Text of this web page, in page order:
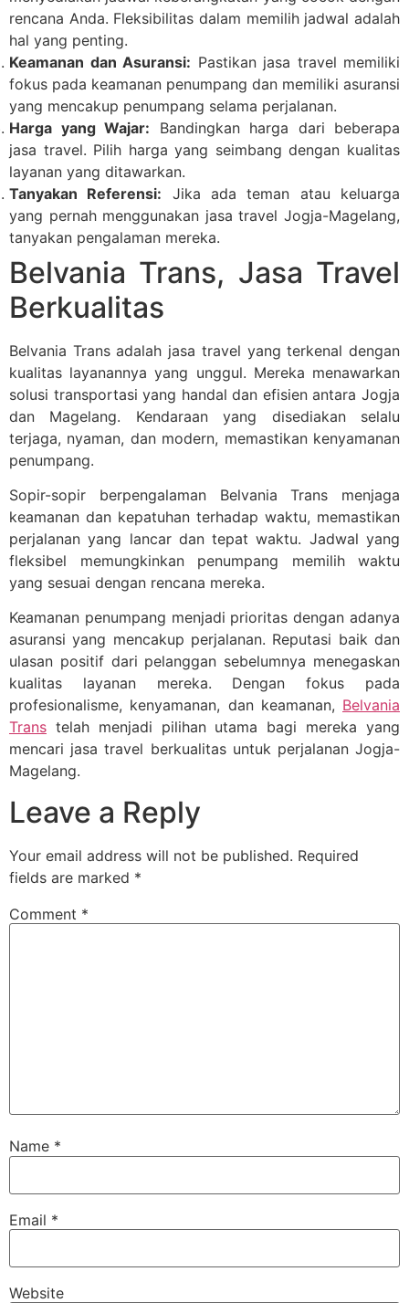
rencana Anda. Fleksibilitas dalam memilih jadwal adalah
hal yang penting.
Keamanan dan Asuransi: Pastikan jasa travel memiliki
fokus pada keamanan penumpang dan memiliki asuransi
yang mencakup penumpang selama perjalanan.
Harga yang Wajar: Bandingkan harga dari beberapa
jasa travel. Pilih harga yang seimbang dengan kualitas
layanan yang ditawarkan.
Tanyakan Referensi: Jika ada teman atau keluarga
yang pernah menggunakan jasa travel Jogja-Magelang,
tanyakan pengalaman mereka.
Belvania Trans, Jasa Travel
Berkualitas
Belvania Trans adalah jasa travel yang terkenal dengan
kualitas layanannya yang unggul. Mereka menawarkan
solusi transportasi yang handal dan efisien antara Jogja
dan Magelang. Kendaraan yang disediakan selalu
terjaga, nyaman, dan modern, memastikan kenyamanan
penumpang.
Sopir-sopir berpengalaman Belvania Trans menjaga
keamanan dan kepatuhan terhadap waktu, memastikan
perjalanan yang lancar dan tepat waktu. Jadwal yang
fleksibel memungkinkan penumpang memilih waktu
yang sesuai dengan rencana mereka.
Keamanan penumpang menjadi prioritas dengan adanya
asuransi yang mencakup perjalanan. Reputasi baik dan
ulasan positif dari pelanggan sebelumnya menegaskan
kualitas layanan mereka. Dengan fokus pada
profesionalisme, kenyamanan, dan keamanan, Belvania
Trans telah menjadi pilihan utama bagi mereka yang
mencari jasa travel berkualitas untuk perjalanan Jogja-
Magelang.
Leave a Reply
Your email address will not be published. Required
fields are marked *
Comment *
Name *
Email *
Website